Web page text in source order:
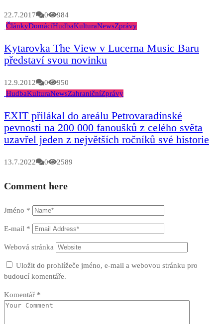
22.7.2017 0
984
ČlánkyDomácíHudbaKulturaNewsZprávy
Kytarovka The View v Lucerna Music Baru
představí svou novinku
12.9.2012 0
950
HudbaKulturaNewsZahraničníZprávy
EXIT přilákal do areálu Petrovaradínské
pevnosti na 200 000 fanoušků z celého světa
uzavřel jeden z největších ročníků své historie
13.7.2022 0 2589
Comment here
Jméno *
E-mail *
Webová stránka
Uložit do prohlížeče jméno, e-mail a webovou stránku pro
budoucí komentáře.
Komentář *